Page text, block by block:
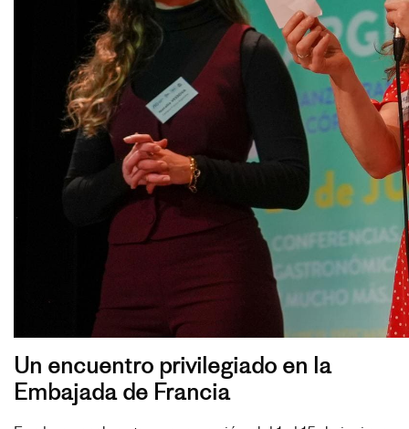
Un encuentro privilegiado en la
Embajada de Francia